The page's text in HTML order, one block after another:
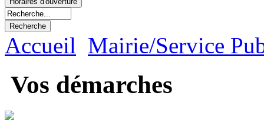
Accueil Mairie/Service
Vos démarches